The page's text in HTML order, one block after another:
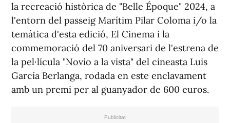
la recreació històrica de "Belle Époque" 2024, a
l'entorn del passeig Marítim Pilar Coloma i/o la
temàtica d'esta edició, El Cinema i la
commemoració del 70 aniversari de l'estrena de
la pel·lícula "Novio a la vista" del cineasta Luis
García Berlanga, rodada en este enclavament
amb un premi per al guanyador de 600 euros.